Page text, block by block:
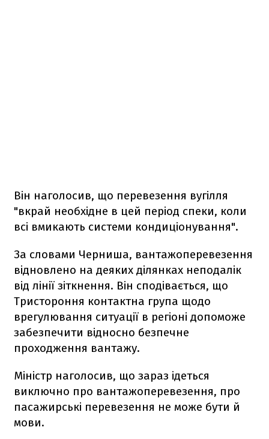
Він наголосив, що перевезення вугілля
"вкрай необхідне в цей період спеки, коли
всі вмикають системи кондиціонування".
За словами Черниша, вантажоперевезення
відновлено на деяких ділянках неподалік
від лінії зіткнення. Він сподівається, що
Тристороння контактна група щодо
врегулювання ситуації в регіоні допоможе
забезпечити відносно безпечне
проходження вантажу.
Міністр наголосив, що зараз ідеться
виключно про вантажоперевезення, про
пасажирські перевезення не може бути й
мови.